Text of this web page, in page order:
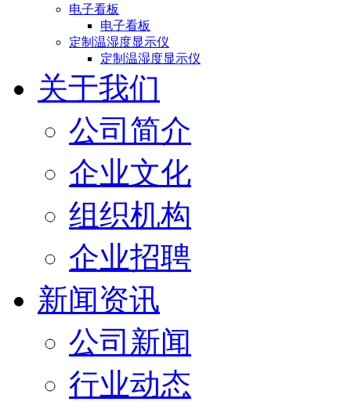
电子看板
电子看板
定制温湿度显示仪
定制温湿度显示仪
关于我们
公司简介
企业文化
组织机构
企业招聘
新闻资讯
公司新闻
行业动态